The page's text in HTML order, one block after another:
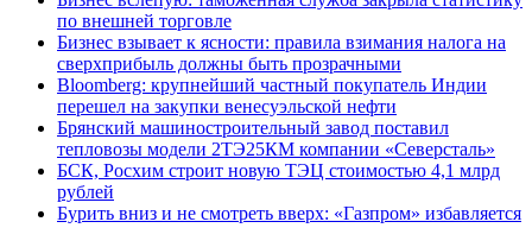
по внешней торговле
Бизнес взывает к ясности: правила взимания налога на
сверхприбыль должны быть прозрачными
Bloomberg: крупнейший частный покупатель Индии
перешел на закупки венесуэльской нефти
Брянский машиностроительный завод поставил
тепловозы модели 2ТЭ25КМ компании «Северсталь»
БСК, Росхим строит новую ТЭЦ стоимостью 4,1 млрд
рублей
Бурить вниз и не смотреть вверх: «Газпром» избавляется